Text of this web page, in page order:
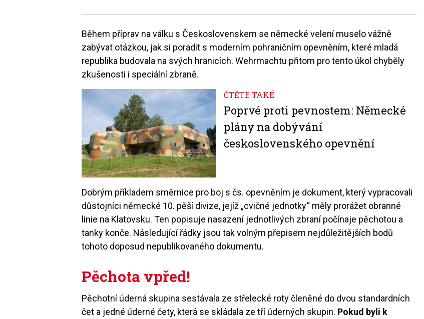
Během příprav na válku s Československem se německé velení muselo vážně
zabývat otázkou, jak si poradit s moderním pohraničním opevněním, které mladá
republika budovala na svých hranicích. Wehrmachtu přitom pro tento úkol chyběly
zkušenosti i speciální zbraně.
ČTĚTE TAKÉ
Poprvé proti pevnostem: Německé
plány na dobývání
československého opevnění
Dobrým příkladem směrnice pro boj s čs. opevněním je dokument, který vypracovali
důstojníci německé 10. pěší divize, jejíž „cvičné jednotky“ měly prorážet obranné
linie na Klatovsku. Ten popisuje nasazení jednotlivých zbraní počínaje pěchotou a
tanky konče. Následující řádky jsou tak volným přepisem nejdůležitějších bodů
tohoto doposud nepublikovaného dokumentu.
Pěchota vpřed!
Pěchotní úderná skupina sestávala ze střelecké roty členěné do dvou standardních
čet a jedné úderné čety, která se skládala ze tří úderných skupin. Pokud byli k